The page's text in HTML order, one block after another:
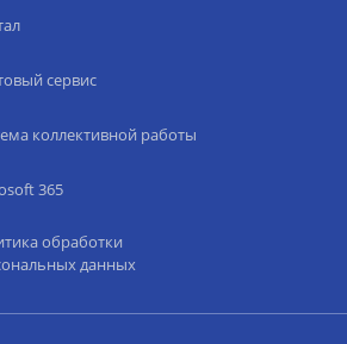
сервис
коллективной работы
365
обработки
данных